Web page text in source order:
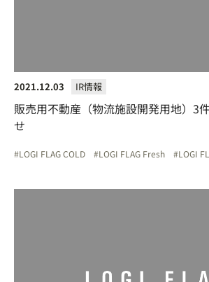
2021.12.03 IR情報
販売用不動産（物流施設開発用地）3
せ
LOGI FLAG COLD LOGI FLAG Fresh LOGI